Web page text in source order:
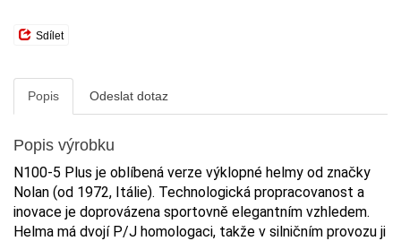
Sdílet
Popis Odeslat dotaz
Popis výrobku
N100-5 Plus je oblíbená verze výklopné helmy od značky
Nolan (od 1972, Itálie). Technologická propracovanost a
inovace je doprovázena sportovně elegantním vzhledem.
Helma má dvojí P/J homologaci, takže v silničním provozu ji